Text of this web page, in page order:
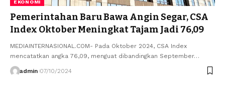
EKONOMI
Pemerintahan Baru Bawa Angin Segar, CSA
Index Oktober Meningkat Tajam Jadi 76,09
MEDIAINTERNASIONAL.COM- Pada Oktober 2024, CSA Index
mencatatkan angka 76,09, menguat dibandingkan September…
admin 07/10/2024